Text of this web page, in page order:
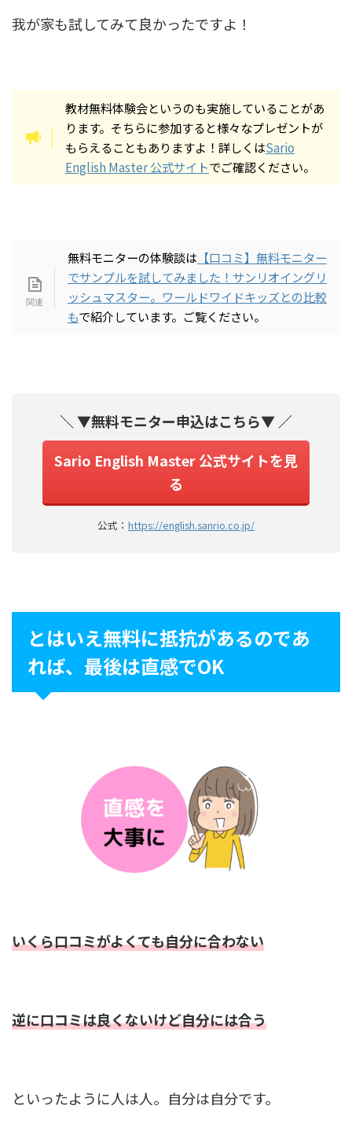
我が家も試してみて良かったですよ！
教材無料体験会というのも実施していることがあ
ります。そちらに参加すると様々なプレゼントが
もらえることもありますよ！詳しくはSario
English Master 公式サイトでご確認ください。
無料モニターの体験談は 【口コミ】無料モニター
でサンプルを試してみました！サンリオイングリ
ッシュマスター。ワールドワイドキッズとの比較
もで紹介しています。ご覧ください。
＼ ▼無料モニター申込はこちら▼ ／
Sario English Master 公式サイトを見
る
公式： https://english.sanrio.co.jp/
とはいえ無料に抵抗があるのであ
れば、最後は直感でOK
いくら口コミがよくても自分に合わない
逆に口コミは良くないけど自分には合う
といったように人は人。自分は自分です。